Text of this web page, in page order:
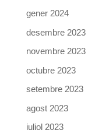
gener 2024
desembre 2023
novembre 2023
octubre 2023
setembre 2023
agost 2023
juliol 2023